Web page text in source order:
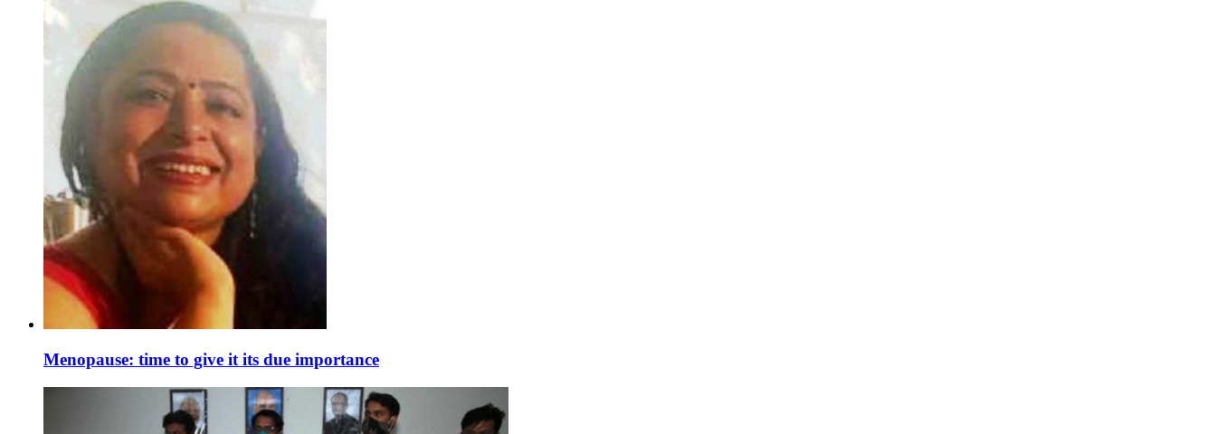
Menopause: time to give it its due importance